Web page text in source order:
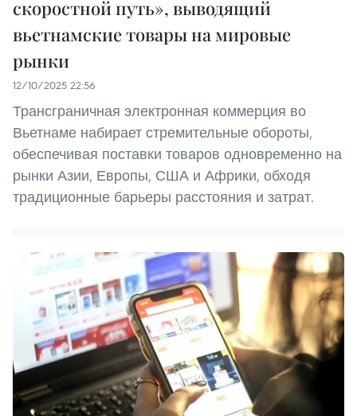
скоростной путь», выводящий
вьетнамские товары на мировые
рынки
12/10/2025 22:56
Трансграничная электронная коммерция во
Вьетнаме набирает стремительные обороты,
обеспечивая поставки товаров одновременно на
рынки Азии, Европы, США и Африки, обходя
традиционные барьеры расстояния и затрат.